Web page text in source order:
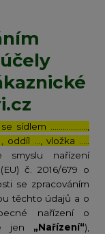
sídlem ………………,
…, vložka …..
nařízení
č. 2016/679 o
se zpracováním
těchto údajů a o
nařízení o
jen „Nařízení“),